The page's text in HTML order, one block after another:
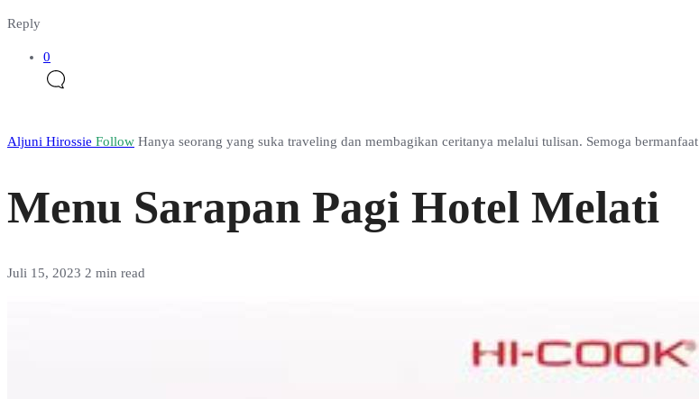
Reply
0
Aljuni Hirossie Follow Hanya seorang yang suka traveling dan membagikan ceritanya melalui tulisan. Semoga bermanfaat
Menu Sarapan Pagi Hotel Melati
Juli 15, 2023 2 min read